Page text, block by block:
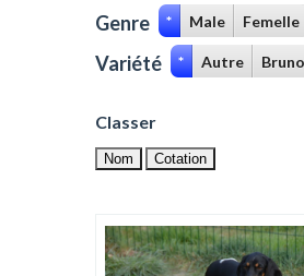
Genre * Male Femelle
Variété * Autre
Classer
Nom Cotation